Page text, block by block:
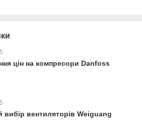
цін на компресори Danfoss
вибір вентиляторів Weiguang